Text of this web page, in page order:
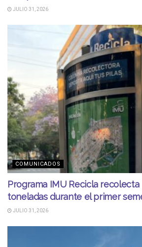
JULIO 31, 2026
COMUNICADOS
Programa IMU Recicla recolecta
toneladas durante el primer
JULIO 31, 2026